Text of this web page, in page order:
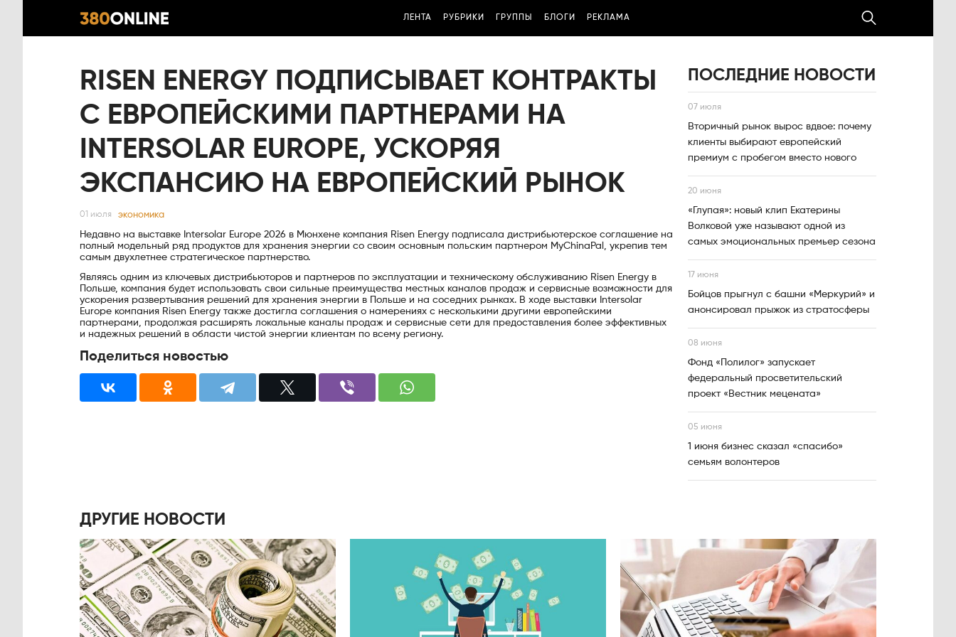
ЛЕНТА РУБРИКИ ГРУППЫ БЛОГИ РЕКЛАМА
RISEN ENERGY ПОДПИСЫВАЕТ КОНТРАКТЫ
С ЕВРОПЕЙСКИМИ ПАРТНЕРАМИ НА
INTERSOLAR EUROPE, УСКОРЯЯ
ЭКСПАНСИЮ НА ЕВРОПЕЙСКИЙ РЫНОК
01 июля экономика
Недавно на выставке Intersolar Europe 2026 в Мюнхене компания Risen Energy подписала дистрибьютерское соглашение на
полный модельный ряд продуктов для хранения энергии со своим основным польским партнером MyChinaPal, укрепив тем
самым двухлетнее стратегическое партнерство.
Являясь одним из ключевых дистрибьюторов и партнеров по эксплуатации и техническому обслуживанию Risen Energy в
Польше, компания будет использовать свои сильные преимущества местных каналов продаж и сервисные возможности для
ускорения развертывания решений для хранения энергии в Польше и на соседних рынках. В ходе выставки Intersolar
Europe компания Risen Energy также достигла соглашения о намерениях с несколькими другими европейскими
партнерами, продолжая расширять локальные каналы продаж и сервисные сети для предоставления более эффективных
и надежных решений в области чистой энергии клиентам по всему региону.
Поделиться новостью
ПОСЛЕДНИЕ НОВОСТИ
07 июля
Вторичный рынок вырос вдвое: почему
клиенты выбирают европейский
премиум с пробегом вместо нового
20 июня
«Глупая»: новый клип Екатерины
Волковой уже называют одной из
самых эмоциональных премьер сезона
17 июня
Бойцов прыгнул с башни «Меркурий» и
анонсировал прыжок из стратосферы
08 июня
Фонд «Полилог» запускает
федеральный просветительский
проект «Вестник мецената»
05 июня
1 июня бизнес сказал «спасибо»
семьям волонтеров
ДРУГИЕ НОВОСТИ